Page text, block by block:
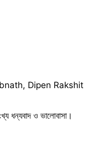
Dipen Rakshit
ধন্যবাদ ও ভালোবাসা।